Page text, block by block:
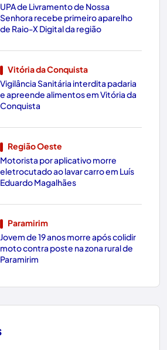
UPA de Livramento de Nossa
Senhora recebe primeiro aparelho
de Raio-X Digital da região
Vitória da Conquista
Vigilância Sanitária interdita padaria
e apreende alimentos em Vitória da
Conquista
Região Oeste
Motorista por aplicativo morre
eletrocutado ao lavar carro em Luís
Eduardo Magalhães
Paramirim
Jovem de 19 anos morre após colidir
moto contra poste na zona rural de
Paramirim